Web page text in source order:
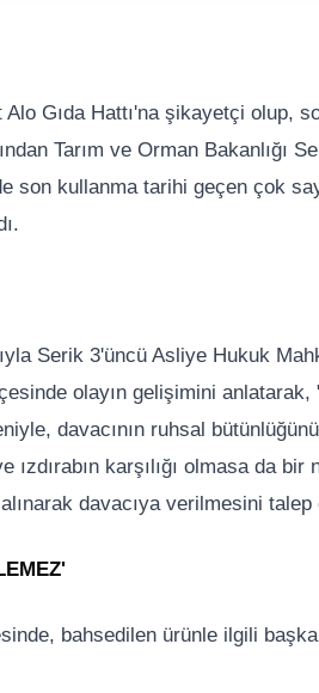
Gıda Hattı'na şikayetçi olup,
Tarım ve Orman Bakanlığı
son kullanma tarihi geçen çok
Serik 3'üncü Asliye Hukuk
olayın gelişimini anlatarak,
davacının ruhsal
karşılığı olmasa da bir
davacıya verilmesini
bahsedilen ürünle ilgili